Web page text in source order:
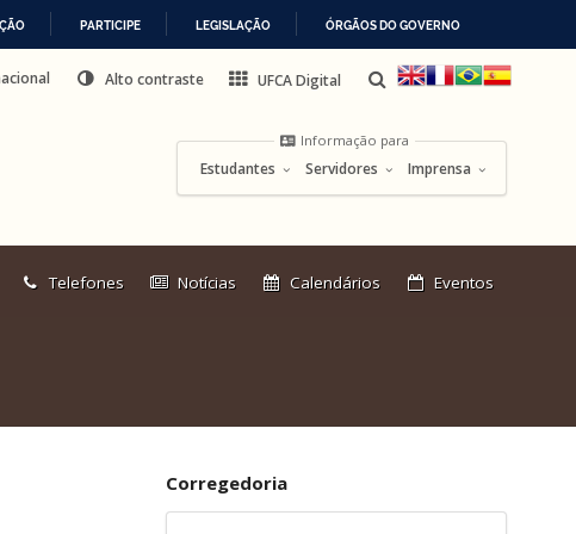
PARTICIPE LEGISLAÇÃO ÓRGÃOS DO GOVERNO
Alto contraste UFCA Digital
Informação para
Estudantes Servidores Imprensa
Link
Telefones Notícias Calendários Eventos
Corregedoria